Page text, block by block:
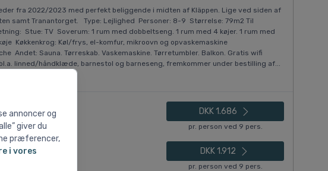
annoncer og
giver du
præferencer,
i vores
fra 2022/2023 med perfekt beliggende i midten af Kläppen. Lige ved siden af
samt Tranantorget. Type: Lejlighed Personer: 8-9 Størrelse: 79m2 Til
Stue: TV Soverum: 1 rum med dobbeltseng. 1 rum med 4 køjer. 1 rum med
Køkkenkrog: Køl/frys, el-komfur, mikroovn og opvaskemaskine
Andet: Sauna. Tørreskab. Vaskemaskine. Tørretumbler. Balkon. Gratis wifi
linned/håndklæde, barnestol og barneseng, fremkommer under bestilling af...
DKK 1.686
pr. person ved 9 pers.
DKK 1.912
pr. person ved 9 pers.